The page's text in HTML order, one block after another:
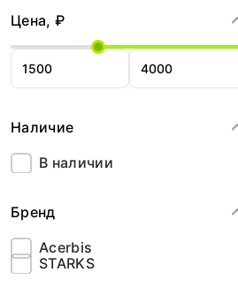
Цена, ₽
Наличие
В наличии
Бренд
Acerbis
STARKS